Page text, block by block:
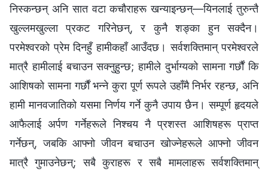
निस्कन्छन् अनि सात वटा कचौराहरू खन्याइन्छन्—यिनलाई तुरुन्तै
खुल्लमखुल्ला प्रकट गरिनेछन्, र कुनै शङ्का हुन सक्दैन।
परमेश्‍वरको प्रेम दिनहुँ हामीकहाँ आउँदछ। सर्वशक्तिमान् परमेश्‍वरले
मात्रै हामीलाई बचाउन सक्नुहुन्छ; हामीले दुर्भाग्यको सामना गर्छौं कि
आशिषको सामना गर्छौं भन्‍ने कुरा पूर्ण रूपले उहाँमै निर्भर रहन्छ, अनि
हामी मानवजातिको यसमा निर्णय गर्ने कुनै उपाय छैन। सम्पूर्ण हृदयले
आफैलाई अर्पण गर्नेहरूले निश्चय नै प्रशस्त आशिषहरू प्राप्त
गर्नेछन्, जबकि आफ्नो जीवन बचाउन खोज्‍नेहरूले आफ्नो जीवन
मात्रै गुमाउनेछन्; सबै कुराहरू र सबै मामलाहरू सर्वशक्तिमान्